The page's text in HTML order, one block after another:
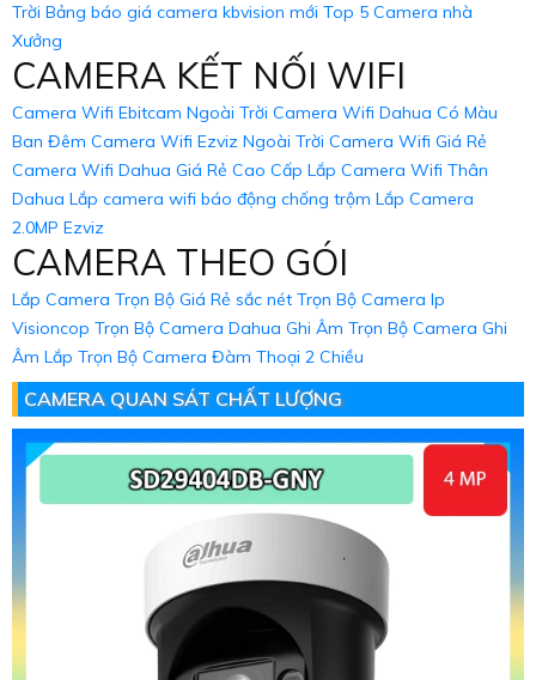
Trời Bảng báo giá camera kbvision mới Top 5 Camera nhà
Xưởng
CAMERA KẾT NỐI WIFI
Camera Wifi Ebitcam Ngoài Trời Camera Wifi Dahua Có Màu
Ban Đêm Camera Wifi Ezviz Ngoài Trời Camera Wifi Giá Rẻ
Camera Wifi Dahua Giá Rẻ Cao Cấp Lắp Camera Wifi Thân
Dahua Lắp camera wifi báo động chống trộm Lắp Camera
2.0MP Ezviz
CAMERA THEO GÓI
Lắp Camera Trọn Bộ Giá Rẻ sắc nét Trọn Bộ Camera Ip
Visioncop Trọn Bộ Camera Dahua Ghi Âm Trọn Bộ Camera Ghi
Âm Lắp Trọn Bộ Camera Đàm Thoại 2 Chiều
CAMERA QUAN SÁT CHẤT LƯỢNG